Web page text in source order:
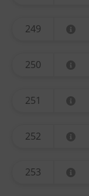
249
250
251
252
253